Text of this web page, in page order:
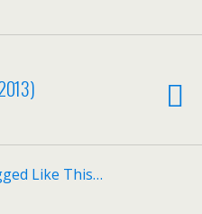
Like This…